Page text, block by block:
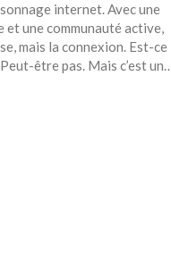
internet. Avec une
et une communauté active,
mais la connexion. Est-ce
être pas. Mais c’est une